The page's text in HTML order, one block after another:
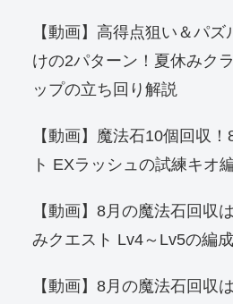
【動画】高得点狙い＆パズ
けの2パターン！夏休みク
ップの立ち回り解説
【動画】魔法石10個回収
ト EXラッシュの試練キオ
【動画】8月の魔法石回収
みクエスト Lv4～Lv5の編
【動画】8月の魔法石回収